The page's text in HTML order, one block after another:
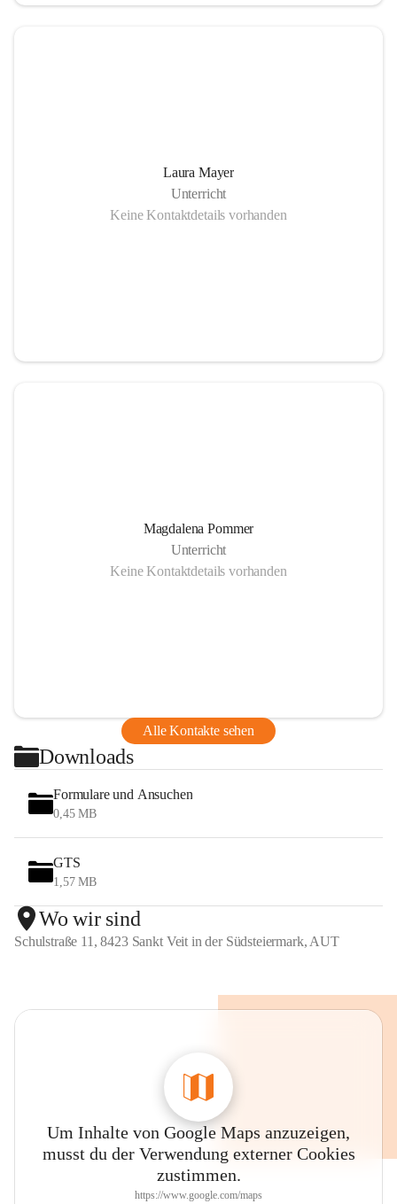
Laura Mayer
Unterricht
Keine Kontaktdetails vorhanden
Magdalena Pommer
Unterricht
Keine Kontaktdetails vorhanden
Alle Kontakte sehen
Downloads
Formulare und Ansuchen
0,45 MB
GTS
1,57 MB
Wo wir sind
Schulstraße 11, 8423 Sankt Veit in der Südsteiermark, AUT
Um Inhalte von Google Maps anzuzeigen,
musst du der Verwendung externer Cookies
zustimmen.
https://www.google.com/maps